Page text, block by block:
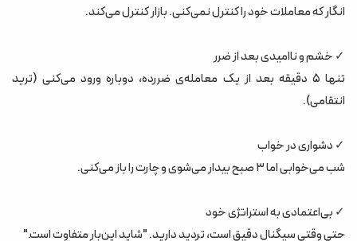
انگار که معاملات خود را کنترل نمی‌کنی. بازار کنترل می‌کند.
✓ خشم و ناامیدی بعد از ضرر
تنها ۵ دقیقه بعد از یک معامله‌ی ضررده، دوباره ورود می‌کنی (ترید
انتقامی).
✓ دشواری در خواب
شب می‌خوابی اما ۳ صبح بیدار می‌شوی و چارت را باز می‌کنی.
✓ بی‌اعتمادی به استراتژی خود
حتی وقتی سیگنال دقیق است، تردید دارید. "شاید این‌بار متفاوت است."